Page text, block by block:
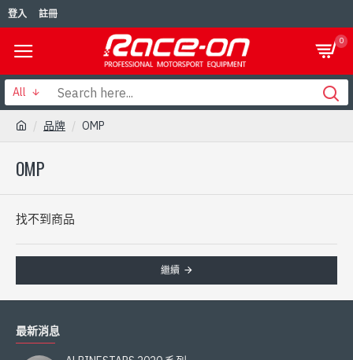
登入 註冊
0
All
品牌 OMP
OMP
找不到商品
繼續
最新消息